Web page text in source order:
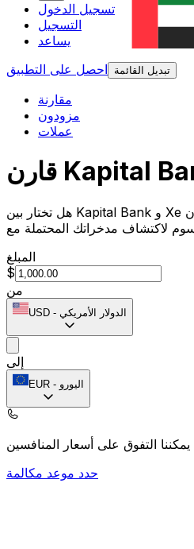
تسجيل الدخول
التسجيل
يساعد
احصل على التطبيق
تبديل القائمة
مقارنة
مزودون
عملات
هل تختار بين Kapital Bank و Xe لتحويل أموالك الدولية؟ قارن
المبلغ
$
من
USD - الدولار الأمريكي
إلى
EUR - اليورو
حدد موعد مكالمة